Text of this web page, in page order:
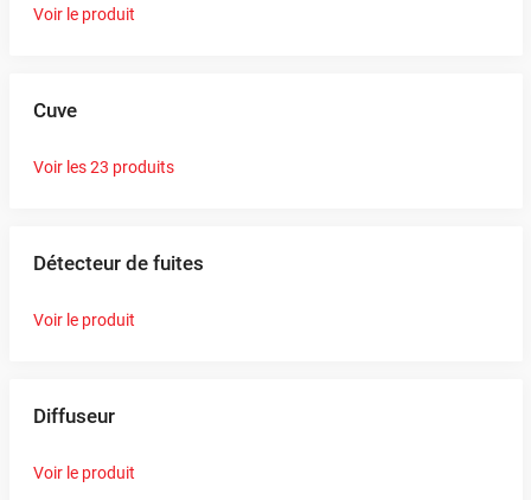
Voir le produit
Cuve
Voir les 23 produits
Détecteur de fuites
Voir le produit
Diffuseur
Voir le produit